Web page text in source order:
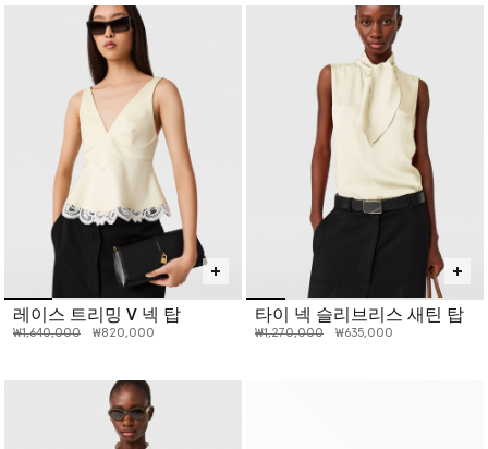
레이스 트리밍 V 넥 탑
인하 전 가격:
₩1,640,000인하된 가격:
₩820,000
타이 넥 슬리브리스 새틴 탑
인하 전 가격:
₩1,270,000인하된 가격:
₩635,000